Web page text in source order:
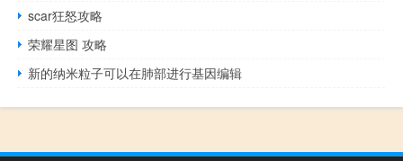
scar狂怒攻略
荣耀星图 攻略
新的纳米粒子可以在肺部进行基因编辑